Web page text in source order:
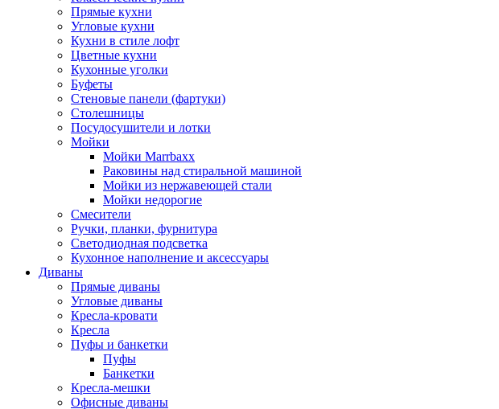
Прямые кухни
Угловые кухни
Кухни в стиле лофт
Цветные кухни
Кухонные уголки
Буфеты
Стеновые панели (фартуки)
Столешницы
Посудосушители и лотки
Мойки
Мойки Marrbaxx
Раковины над стиральной машиной
Мойки из нержавеющей стали
Мойки недорогие
Смесители
Ручки, планки, фурнитура
Светодиодная подсветка
Кухонное наполнение и аксессуары
Диваны
Прямые диваны
Угловые диваны
Кресла-кровати
Кресла
Пуфы и банкетки
Пуфы
Банкетки
Кресла-мешки
Офисные диваны